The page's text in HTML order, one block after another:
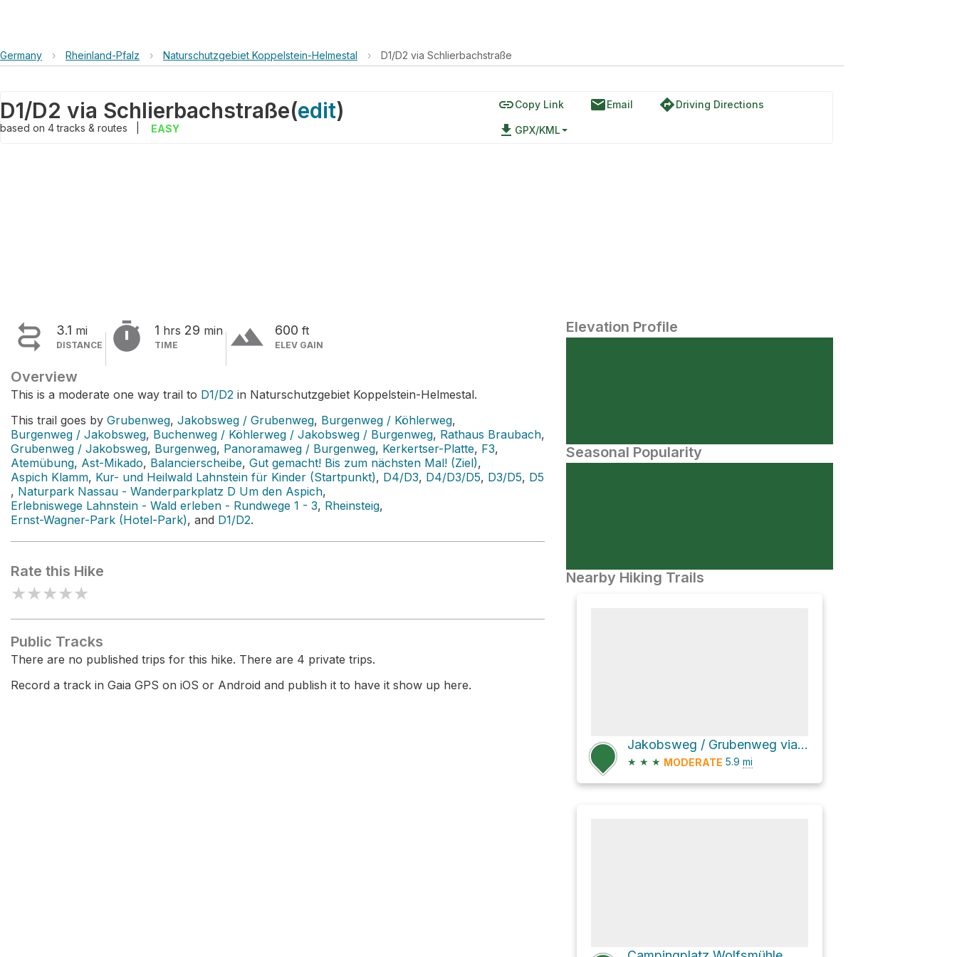
Germany › Rheinland-Pfalz › Naturschutzgebiet Koppelstein-Helmestal › D1/D2 via Schlierbachstraße
D1/D2 via Schlierbachstraße(edit)
based on 4tracks & routes EASY
linkCopy Link emailEmail directionsDriving Directions
file_download GPX/KML
 3.1 mi
DISTANCE  1 hrs 29 min
TIME terrain 600 ft
ELEV GAIN
Overview
This is a moderate one way trail to D1/D2 in Naturschutzgebiet Koppelstein-Helmestal.
This trail goes by Grubenweg, Jakobsweg / Grubenweg, Burgenweg / Köhlerweg,
Burgenweg / Jakobsweg, Buchenweg / Köhlerweg / Jakobsweg / Burgenweg, Rathaus Braubach,
Grubenweg / Jakobsweg, Burgenweg, Panoramaweg / Burgenweg, Kerkertser-Platte, F3,
Atemübung, Ast-Mikado, Balancierscheibe, Gut gemacht! Bis zum nächsten Mal! (Ziel),
Aspich Klamm, Kur- und Heilwald Lahnstein für Kinder (Startpunkt), D4/D3, D4/D3/D5, D3/D5, D5
, Naturpark Nassau - Wanderparkplatz D Um den Aspich,
Erlebniswege Lahnstein - Wald erleben - Rundwege 1 - 3, Rheinsteig,
Ernst-Wagner-Park (Hotel-Park), and D1/D2.
Rate this Hike
★★★★★
Public Tracks
There are no published trips for this hike. There are 4 private trips.
Record a track in Gaia GPS on iOS or Android and publish it to have it show up here.
Elevation Profile
Seasonal Popularity
Nearby Hiking Trails
Jakobsweg / Grubenweg via Zecherweg
★ ★ ★ MODERATE 5.9 mi